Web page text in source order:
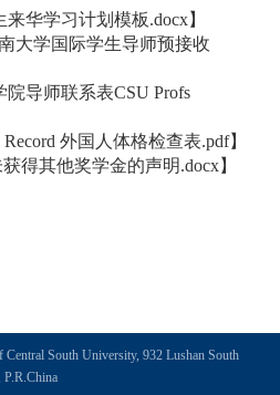
来华学习计划模板.docx】
南大学国际学生导师预接收
院导师联系表CSU Profs
Record 外国人体格检查表.pdf】
获得其他奖学金的声明.docx】
South University, 932 Lushan South
P.R.China